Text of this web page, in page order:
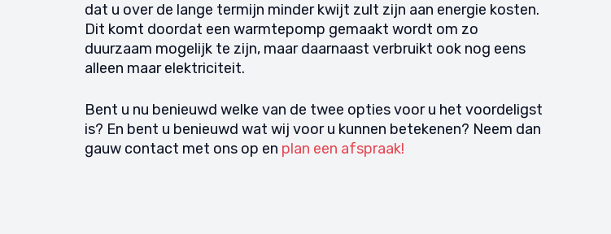
dat u over de lange termijn minder kwijt zult zijn aan energie kosten.
Dit komt doordat een warmtepomp gemaakt wordt om zo
duurzaam mogelijk te zijn, maar daarnaast verbruikt ook nog eens
alleen maar elektriciteit.
Bent u nu benieuwd welke van de twee opties voor u het voordeligst
is? En bent u benieuwd wat wij voor u kunnen betekenen? Neem dan
gauw contact met ons op en plan een afspraak!